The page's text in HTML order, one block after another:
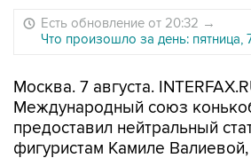
Есть обновление от 20:32 →
Что произошло за день: пятница,
Москва. 7 августа.
Международный союз
предоставил нейтральный
фигуристам Камиле